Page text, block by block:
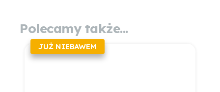
Polecamy także...
JUŻ NIEBAWEM